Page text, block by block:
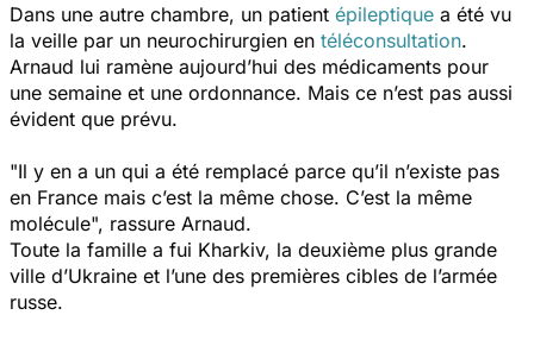
Dans une autre chambre, un patient épileptique a été vu
la veille par un neurochirurgien en téléconsultation.
Arnaud lui ramène aujourd’hui des médicaments pour
une semaine et une ordonnance. Mais ce n’est pas aussi
évident que prévu.
"Il y en a un qui a été remplacé parce qu’il n’existe pas
en France mais c’est la même chose. C’est la même
molécule", rassure Arnaud.
Toute la famille a fui Kharkiv, la deuxième plus grande
ville d’Ukraine et l’une des premières cibles de l’armée
russe.